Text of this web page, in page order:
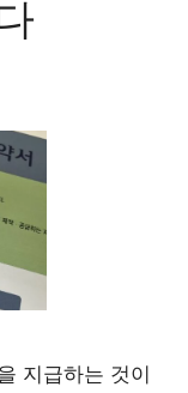
지급하는 것이